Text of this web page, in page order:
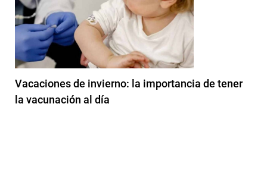
Vacaciones de invierno: la importancia de tener
la vacunación al día